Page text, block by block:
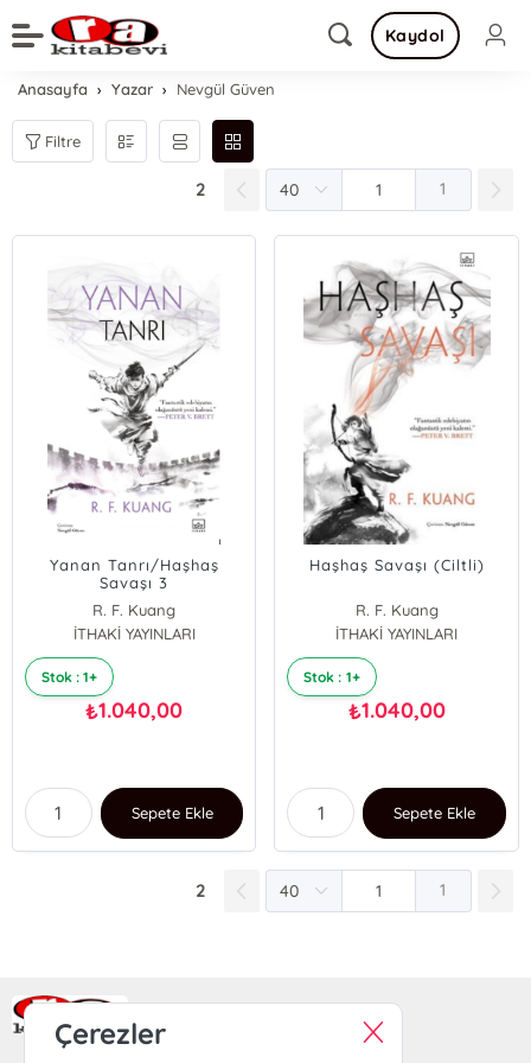
Kaydol
Anasayfa Yazar Nevgül Güven
Filtre
2 1
Yanan Tanrı/Haşhaş
Savaşı 3
R. F. Kuang
İTHAKİ YAYINLARI
Stok : 1+
₺1.040,00
Sepete Ekle
Haşhaş Savaşı (Ciltli)
R. F. Kuang
İTHAKİ YAYINLARI
Stok : 1+
₺1.040,00
Sepete Ekle
2 1
Ra Yayın Kitabevi
Çerezler